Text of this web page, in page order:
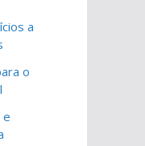
a
o
e